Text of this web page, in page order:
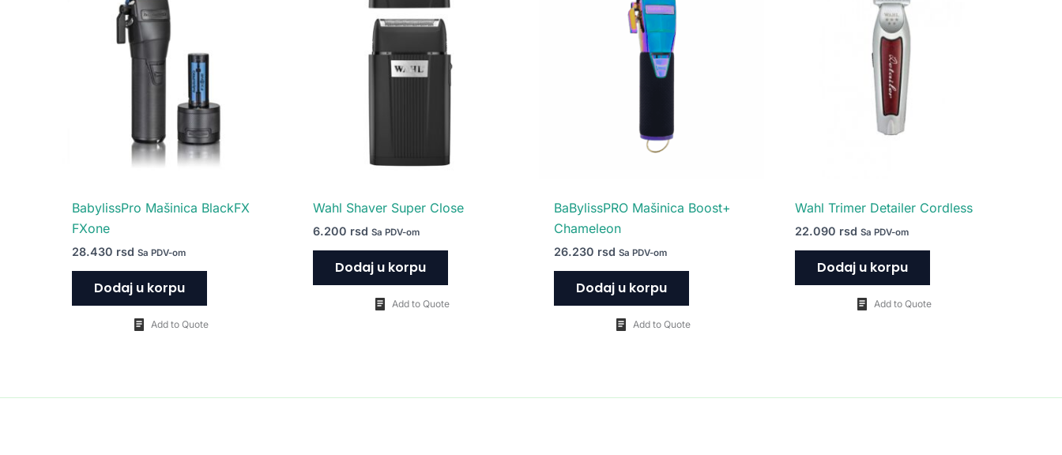
BabylissPro Mašinica BlackFX
FXone
28.430 rsd Sa PDV-om
Dodaj u korpu
Add to Quote
Wahl Shaver Super Close
6.200 rsd Sa PDV-om
Dodaj u korpu
Add to Quote
BaBylissPRO Mašinica Boost+
Chameleon
26.230 rsd Sa PDV-om
Dodaj u korpu
Add to Quote
Wahl Trimer Detailer Cordless
22.090 rsd Sa PDV-om
Dodaj u korpu
Add to Quote